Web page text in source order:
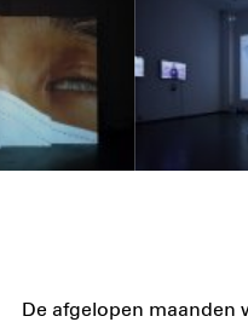
De afgelopen maanden